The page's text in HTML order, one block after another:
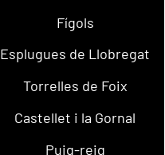
Fígols
Esplugues de Llobregat
Torrelles de Foix
Castellet i la Gornal
Puig-reig